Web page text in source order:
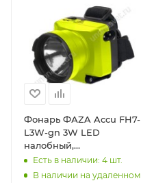
Фонарь ФАZA Accu FH7-
L3W-gn 3W LED
налобный,
аккумуляторный,
зеленый
Есть в наличии: 4 шт.
В наличии на удаленном